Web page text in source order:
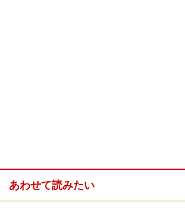
して、平成19年第4四半期分（平成19
20年1月1日）から国土交通省が3か月ご
あわせて読みたい